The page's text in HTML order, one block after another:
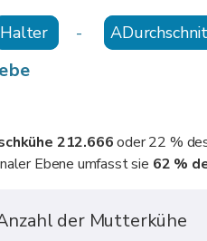
Halter -
212.666oder 22 %
Ebene umfasst sie 62 %
der Mutterkühe